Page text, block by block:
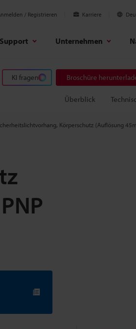
/ Registrieren Karriere
Support Unternehmen
KI fragen Broschüre
Überblick
Körperschutz (Auflösung